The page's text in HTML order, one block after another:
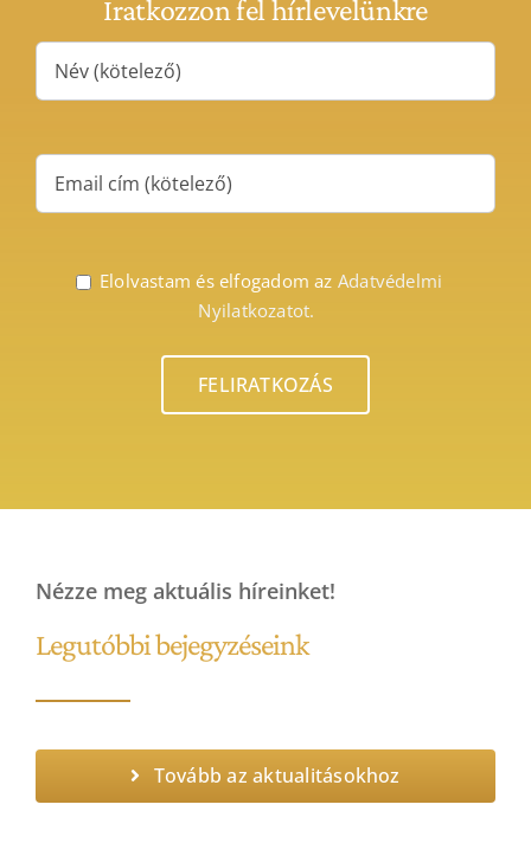
Iratkozzon fel hírlevelünkre
Elolvastam és elfogadom az Adatvédelmi
Nyilatkozatot.
Nézze meg aktuális híreinket!
Legutóbbi bejegyzéseink
Tovább az aktualitásokhoz